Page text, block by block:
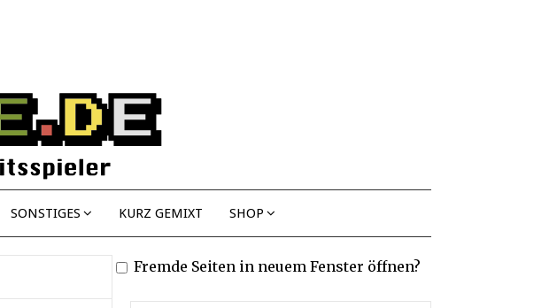
SONSTIGES KURZ GEMIXT SHOP
Fremde Seiten in neuem Fenster öffnen?